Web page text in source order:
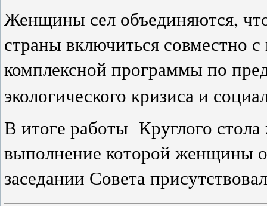
Женщины сел объединяются,
страны включиться совместно
комплексной программы по
экологического кризиса и
В итоге работы Круглого
выполнение которой женщины
заседании Совета